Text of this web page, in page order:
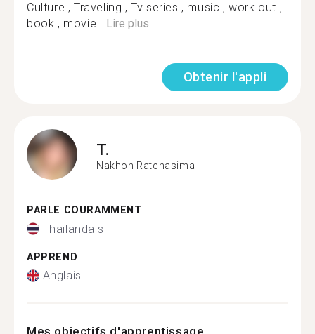
Culture , Traveling , Tv series , music , work out ,
book , movie...Lire plus
Obtenir l'appli
T.
Nakhon Ratchasima
PARLE COURAMMENT
Thaïlandais
APPREND
Anglais
Mes objectifs d'apprentissage